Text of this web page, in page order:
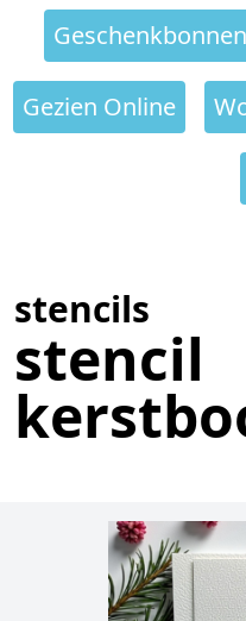
Geschenkbonnen
Gezien Online
stencils
stencil